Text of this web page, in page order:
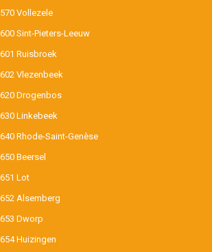
Vollezele
Sint-Pieters-Leeuw
Ruisbroek
Vlezenbeek
Drogenbos
Linkebeek
Rhode-Saint-Genèse
Beersel
Lot
Alsemberg
Dworp
Huizingen